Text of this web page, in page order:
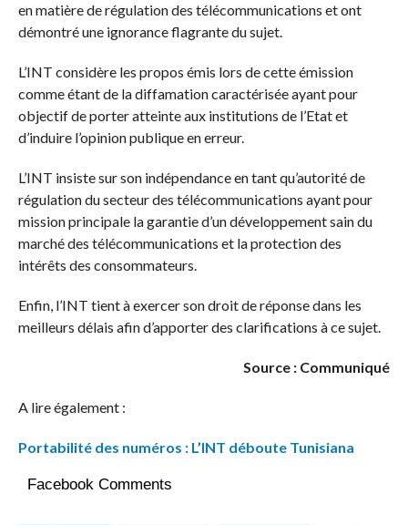
en matière de régulation des télécommunications et ont
démontré une ignorance flagrante du sujet.
L’INT considère les propos émis lors de cette émission
comme étant de la diffamation caractérisée ayant pour
objectif de porter atteinte aux institutions de l’Etat et
d’induire l’opinion publique en erreur.
L’INT insiste sur son indépendance en tant qu’autorité de
régulation du secteur des télécommunications ayant pour
mission principale la garantie d’un développement sain du
marché des télécommunications et la protection des
intérêts des consommateurs.
Enfin, l’INT tient à exercer son droit de réponse dans les
meilleurs délais afin d’apporter des clarifications à ce sujet.
Source : Communiqué
A lire également :
Portabilité des numéros : L’INT déboute Tunisiana
Facebook Comments